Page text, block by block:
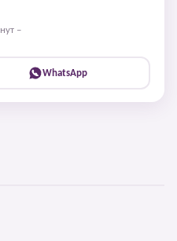
–
WhatsApp